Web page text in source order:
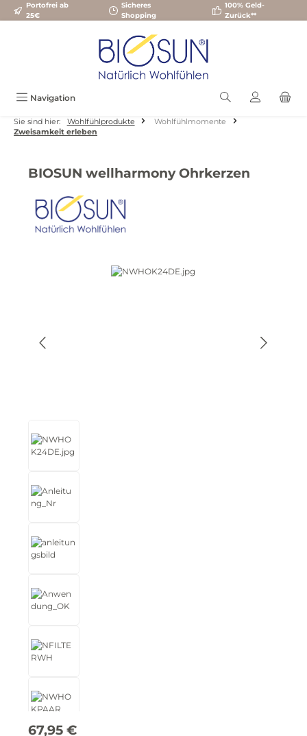
Zum Hauptinhalt springen
Portofrei ab
25€
Sicheres
Shopping
100% Geld-
Zurück**
Navigation
Sie sind hier: Wohlfühlprodukte
Wohlfühlmomente
Zweisamkeit erleben
BIOSUN wellharmony Ohrkerzen
Bildergalerie überspringen
Regulärer Preis:
67,95 €